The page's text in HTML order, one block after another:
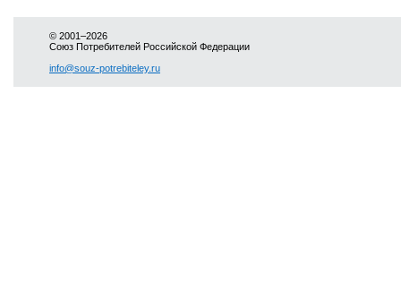
© 2001–2026
Союз Потребителей Российской Федерации
info@souz-potrebiteley.ru